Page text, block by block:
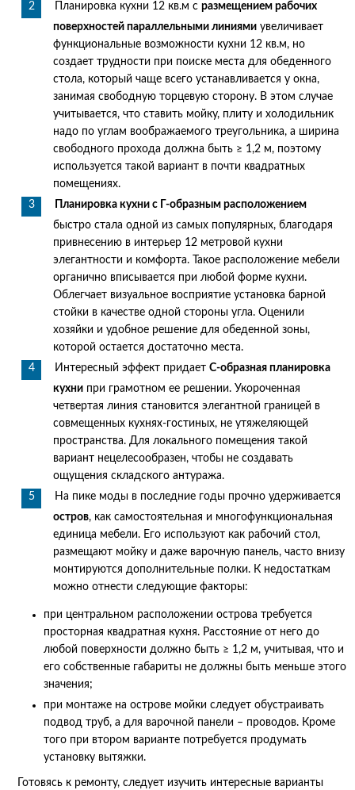
Планировка кухни 12 кв.м с размещением рабочих
поверхностей параллельными линиями увеличивает
функциональные возможности кухни 12 кв.м, но
создает трудности при поиске места для обеденного
стола, который чаще всего устанавливается у окна,
занимая свободную торцевую сторону. В этом случае
учитывается, что ставить мойку, плиту и холодильник
надо по углам воображаемого треугольника, а ширина
свободного прохода должна быть ≥ 1,2 м, поэтому
используется такой вариант в почти квадратных
помещениях.
Планировка кухни с Г-образным расположением
быстро стала одной из самых популярных, благодаря
привнесению в интерьер 12 метровой кухни
элегантности и комфорта. Такое расположение мебели
органично вписывается при любой форме кухни.
Облегчает визуальное восприятие установка барной
стойки в качестве одной стороны угла. Оценили
хозяйки и удобное решение для обеденной зоны,
которой остается достаточно места.
Интересный эффект придает С-образная планировка
кухни при грамотном ее решении. Укороченная
четвертая линия становится элегантной границей в
совмещенных кухнях-гостиных, не утяжеляющей
пространства. Для локального помещения такой
вариант нецелесообразен, чтобы не создавать
ощущения складского антуража.
На пике моды в последние годы прочно удерживается
остров, как самостоятельная и многофункциональная
единица мебели. Его используют как рабочий стол,
размещают мойку и даже варочную панель, часто внизу
монтируются дополнительные полки. К недостаткам
можно отнести следующие факторы:
при центральном расположении острова требуется
просторная квадратная кухня. Расстояние от него до
любой поверхности должно быть ≥ 1,2 м, учитывая, что и
его собственные габариты не должны быть меньше этого
значения;
при монтаже на острове мойки следует обустраивать
подвод труб, а для варочной панели – проводов. Кроме
того при втором варианте потребуется продумать
установку вытяжки.
Готовясь к ремонту, следует изучить интересные варианты